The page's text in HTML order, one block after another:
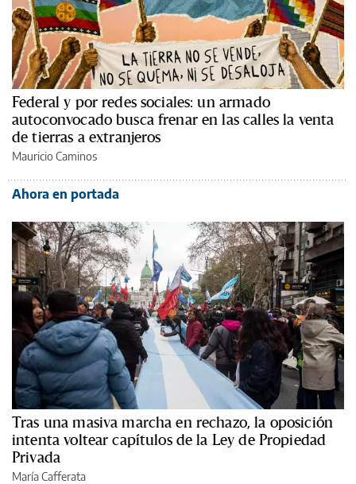
Federal y por redes sociales: un armado
autoconvocado busca frenar en las calles la venta
de tierras a extranjeros
Mauricio Caminos
Ahora en portada
Tras una masiva marcha en rechazo, la oposición
intenta voltear capítulos de la Ley de Propiedad
Privada
María Cafferata